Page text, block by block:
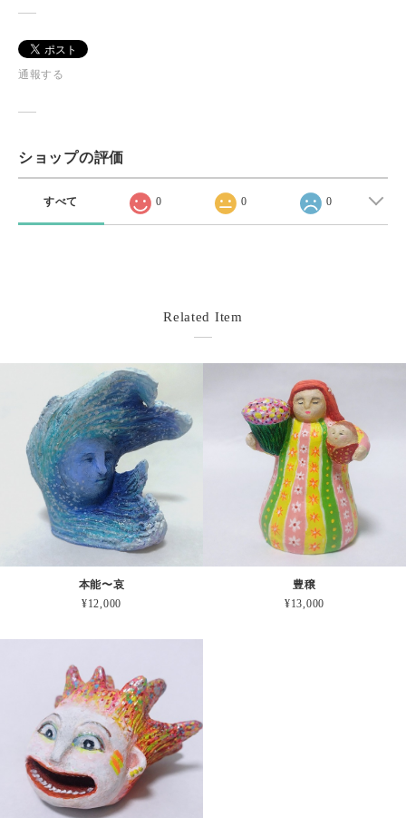
通報する
ショップの評価
すべて 0 0 0
Related Item
本能〜哀
¥12,000
豊穣
¥13,000